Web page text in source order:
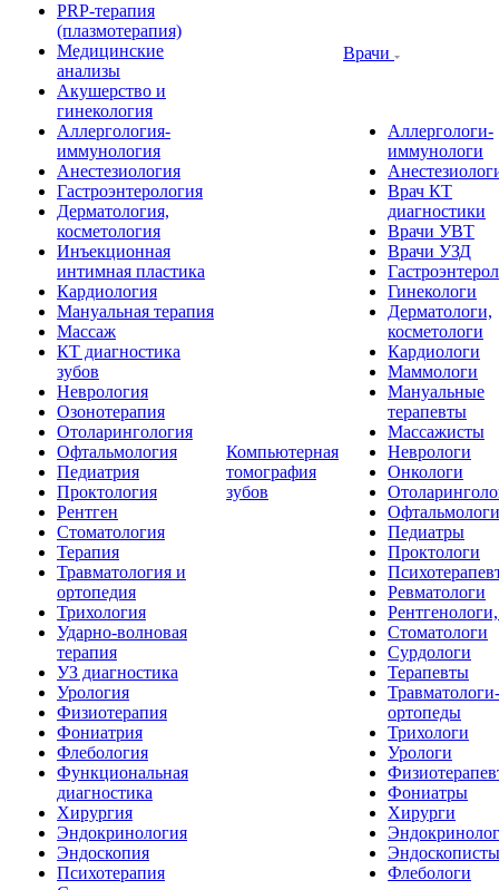
PRP-терапия
(плазмотерапия)
Медицинские
анализы
Акушерство и
гинекология
Аллергология-
иммунология
Анестезиология
Гастроэнтерология
Дерматология,
косметология
Инъекционная
интимная пластика
Кардиология
Мануальная терапия
Массаж
КТ диагностика
зубов
Неврология
Озонотерапия
Отоларингология
Офтальмология
Педиатрия
Проктология
Рентген
Стоматология
Терапия
Травматология и
ортопедия
Трихология
Ударно-волновая
терапия
УЗ диагностика
Урология
Физиотерапия
Фониатрия
Флебология
Функциональная
диагностика
Хирургия
Эндокринология
Эндоскопия
Психотерапия
Компьютерная
томография
зубов
Врачи
Аллергологи-
иммунологи
Врач КТ
диагностики
Врачи УВТ
Врачи УЗД
Гинекологи
Дерматологи,
косметологи
Кардиологи
Маммологи
Мануальные
терапевты
Массажисты
Неврологи
Онкологи
Офтальмологи
Педиатры
Проктологи
Ревматологи
Стоматологи
Сурдологи
Терапевты
Травматологи-
ортопеды
Трихологи
Урологи
Фониатры
Хирурги
Эндоскописты
Флебологи